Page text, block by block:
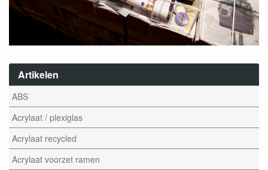
Artikelen
ABS
Acrylaat / plexiglas
Acrylaat recycled
Acrylaat voorzet ramen